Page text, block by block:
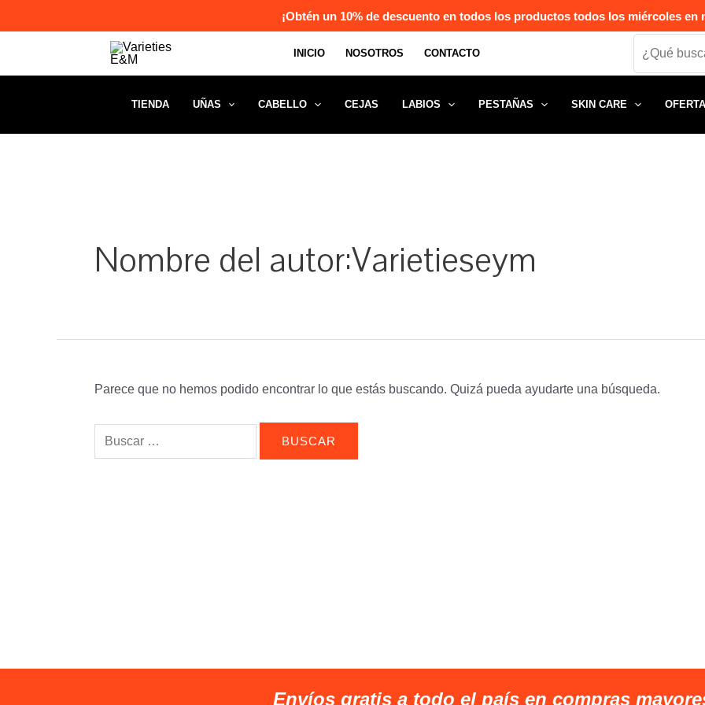
al
¡Obtén un 10% de descuento en todos los productos todos los miércoles en
INICIO NOSOTROS CONTACTO
Search
TIENDA UÑAS CABELLO CEJAS LABIOS PESTAÑAS SKIN CARE
Nombre del autor:Varietieseym
Parece que no hemos podido encontrar lo que estás buscando. Quizá pueda ayudarte una búsqueda.
Buscar
por:
Envíos gratis a todo el país en compras